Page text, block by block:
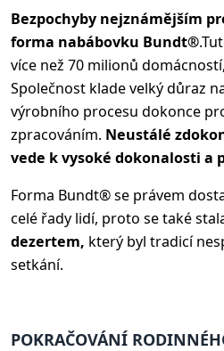
Bezpochyby nejznámějším
forma nabábovku Bundt®.
více než 70 milionů
Společnost klade velký důraz
výrobního procesu dokonce
zpracováním. Neustálé
vede k vysoké dokonalosti a
Forma Bundt® se právem
celé řady lidí, proto se také
dezertem, který byl tradicí
setkání.
POKRAČOVÁNÍ